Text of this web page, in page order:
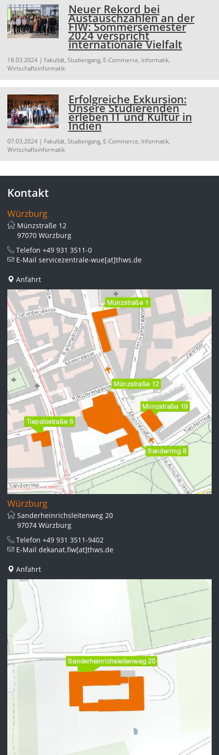
Neuer Rekord bei
Austauschzahlen an der
FIW: Sommersemester
2024 verspricht
internationale Vielfalt
18.03.2024 | Fakultät, Studiengang, E-Commerce, Informatik,
Wirtschaftsinformatik
Erfolgreiche Exkursion:
Unsere Studierenden
erleben IT und Kultur in
Indien
07.03.2024 | Fakultät, Studiengang, E-Commerce, Informatik,
Wirtschaftsinformatik
Kontakt
Würzburg
Münzstraße 12
97070 Würzburg
Telefon +49 931 3511-0
E-Mail servicezentrale-wue[at]thws.de
Anfahrt
Würzburg
Sanderheinrichsleitenweg 20
97074 Würzburg
Telefon +49 931 3511-9402
E-Mail dekanat.fiw[at]thws.de
Anfahrt